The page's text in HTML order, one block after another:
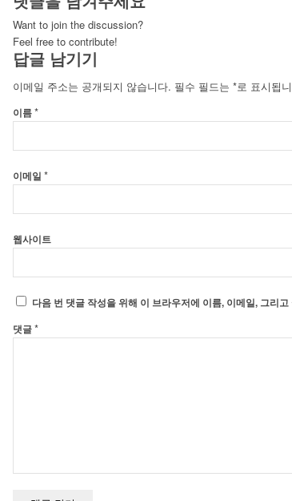
Want to join the discussion?
Feel free to contribute!
답글 남기기
이메일 주소는 공개되지 않습니다. 필수 필드는 *로 표시됩
이름*
이메일 *
웹사이트
다음 번 댓글 작성을 위해 이 브라우저에 이름, 이메일, 그리
댓글*
찰 인권